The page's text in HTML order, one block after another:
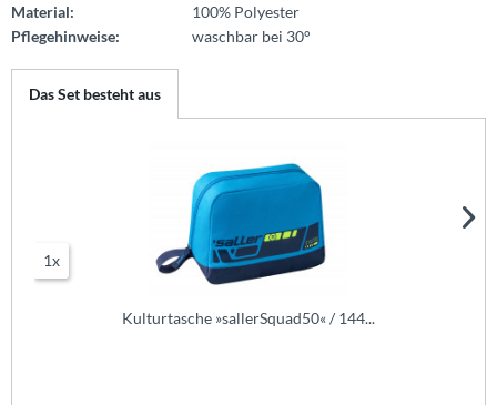
Material:
100% Polyester
Pflegehinweise:
waschbar bei 30°
Das Set besteht aus
1x
Kulturtasche »sallerSquad50« / 144...